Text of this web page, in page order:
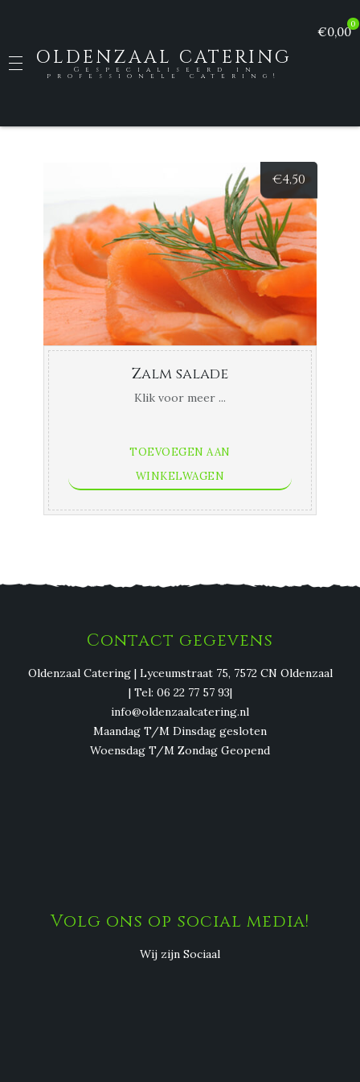
OLDENZAAL CATERING
Gespecialiseerd in
professionele catering!
0
€0,00
€4,50
Zalm salade
Klik voor meer ...
TOEVOEGEN AAN
WINKELWAGEN
Contact gegevens
Oldenzaal Catering | Lyceumstraat 75, 7572 CN Oldenzaal
| Tel: 06 22 77 57 93|
info@oldenzaalcatering.nl
Maandag T/M Dinsdag gesloten
Woensdag T/M Zondag Geopend
Volg ons op social media!
Wij zijn Sociaal